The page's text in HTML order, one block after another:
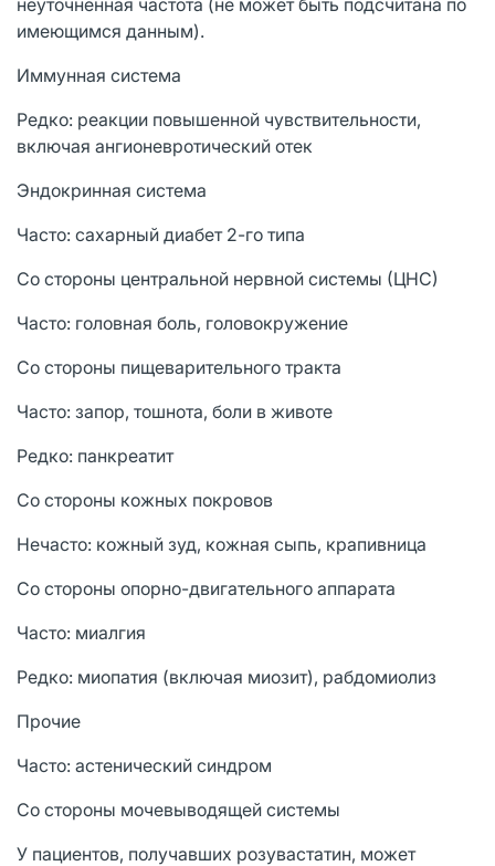
имеющимся данным).
Иммунная система
Редко: реакции повышенной чувствительности,
включая ангионевротический отек
Эндокринная система
Часто: сахарный диабет 2-го типа
Со стороны центральной нервной системы (ЦНС)
Часто: головная боль, головокружение
Со стороны пищеварительного тракта
Часто: запор, тошнота, боли в животе
Редко: панкреатит
Со стороны кожных покровов
Нечасто: кожный зуд, кожная сыпь, крапивница
Со стороны опорно-двигательного аппарата
Часто: миалгия
Редко: миопатия (включая миозит), рабдомиолиз
Прочие
Часто: астенический синдром
Со стороны мочевыводящей системы
У пациентов, получавших розувастатин, может